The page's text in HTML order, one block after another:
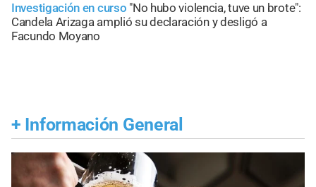
Investigación en curso "No hubo violencia, tuve un brote":
Candela Arizaga amplió su declaración y desligó a
Facundo Moyano
+ Información General